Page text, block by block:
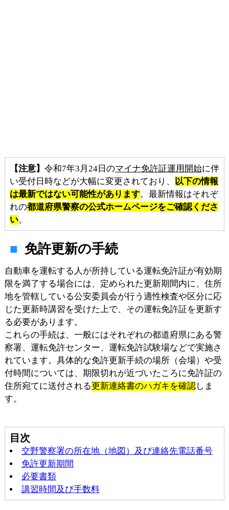
【注意】 令和7年3月24日のマイナ免許証運用開始に伴
い受付日時などが大幅に変更されており、
以下の情報
は最新ではない可能性があります。最新情報はそれぞ
れの都道府県警察の公式ホームページをご確認くださ
い。
免許更新の手続
自動車を運転する人が所持している運転免許証が有効期
限を満了する場合には、定められた更新期間内に、住所
地を管轄している公安委員会が行う適性検査や区分に応
じた更新時講習を受けた上で、その運転免許証を更新す
る必要があります。
これらの手続は、一般にはそれぞれの都道府県にある警
察署、運転免許センター、運転免許試験場などで実施さ
れています。具体的な免許更新手続の場所（会場）や受
付時間については、期限切れが近づいたころに免許証の
住所宛てに送付される更新連絡書のハガキを確認しま
す。
目次
交野警察署の所在地（地図）及び連絡先電話番号
免許更新期間
必要書類
講習時間及び手数料